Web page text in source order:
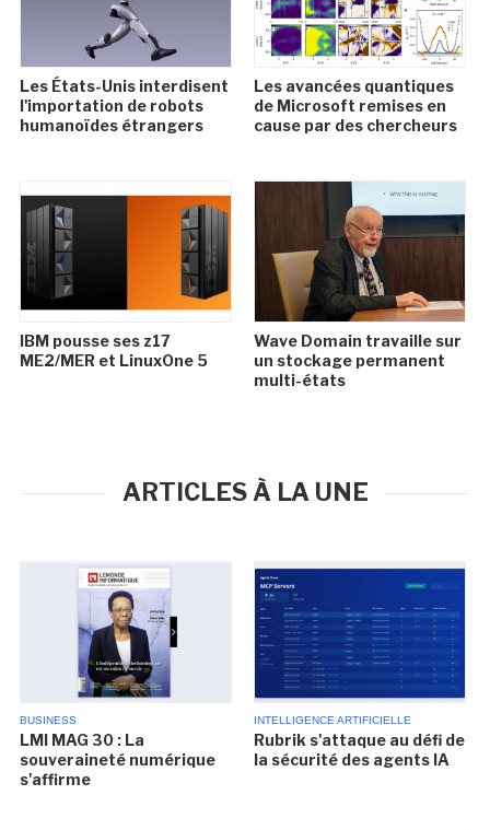
Les États-Unis interdisent
l'importation de robots
humanoïdes étrangers
Les avancées quantiques
de Microsoft remises en
cause par des chercheurs
IBM pousse ses z17
ME2/MER et LinuxOne 5
Wave Domain travaille sur
un stockage permanent
multi-états
ARTICLES À LA UNE
BUSINESS
LMI MAG 30 : La
souveraineté numérique
s'affirme
INTELLIGENCE ARTIFICIELLE
Rubrik s'attaque au défi de
la sécurité des agents IA